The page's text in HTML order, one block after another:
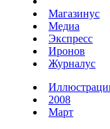
Магазинус
Медиа
Экспресс
Иронов
Журналус
2008
Март